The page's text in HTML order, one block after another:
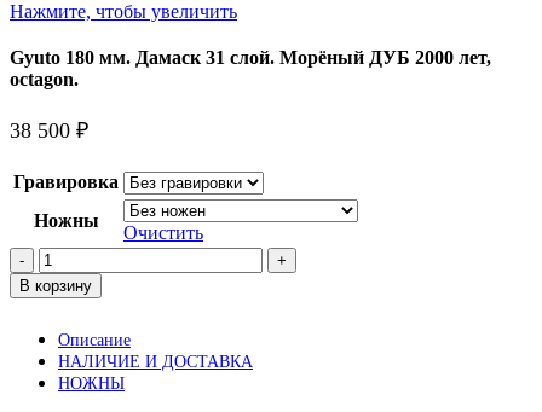
Нажмите, чтобы увеличить
Gyuto 180 мм. Дамаск 31 слой. Морёный ДУБ 2000 лет,
octagon.
38 500 ₽
Гравировка
Ножны
Очистить
Количество
товара
Gyuto
мм.
Дамаск
31
В корзину
Описание
НАЛИЧИЕ И ДОСТАВКА
НОЖНЫ